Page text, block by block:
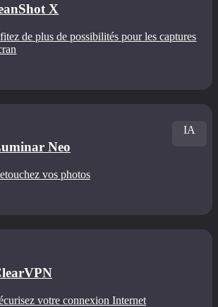
X
de plus de possibilités pour les captures
Neo
vos photos
IA
votre connexion Internet